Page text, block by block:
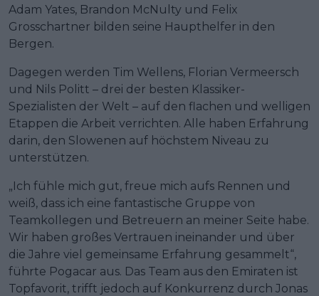
Adam Yates, Brandon McNulty und Felix
Grosschartner bilden seine Haupthelfer in den
Bergen.
Dagegen werden Tim Wellens, Florian Vermeersch
und Nils Politt – drei der besten Klassiker-
Spezialisten der Welt – auf den flachen und welligen
Etappen die Arbeit verrichten. Alle haben Erfahrung
darin, den Slowenen auf höchstem Niveau zu
unterstützen.
„Ich fühle mich gut, freue mich aufs Rennen und
weiß, dass ich eine fantastische Gruppe von
Teamkollegen und Betreuern an meiner Seite habe.
Wir haben großes Vertrauen ineinander und über
die Jahre viel gemeinsame Erfahrung gesammelt“,
führte Pogacar aus. Das Team aus den Emiraten ist
Topfavorit, trifft jedoch auf Konkurrenz durch Jonas